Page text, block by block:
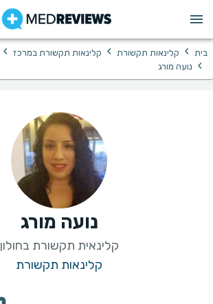
בית › קלינאות תקשורת › קלינאות תקשורת במרכז ›
› נועה מורג
נועה מורג
קלינאית תקשורת בחולון
קלינאות תקשורת